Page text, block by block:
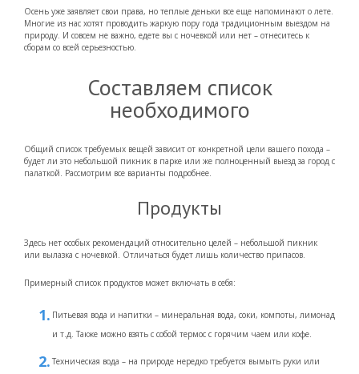
Осень уже заявляет свои права, но теплые деньки все еще напоминают о лете.
Многие из нас хотят проводить жаркую пору года традиционным выездом на
природу. И совсем не важно, едете вы с ночевкой или нет – отнеситесь к
сборам со всей серьезностью.
Составляем список
необходимого
Общий список требуемых вещей зависит от конкретной цели вашего похода –
будет ли это небольшой пикник в парке или же полноценный выезд за город с
палаткой. Рассмотрим все варианты подробнее.
Продукты
Здесь нет особых рекомендаций относительно целей – небольшой пикник
или вылазка с ночевкой. Отличаться будет лишь количество припасов.
Примерный список продуктов может включать в себя:
Питьевая вода и напитки – минеральная вода, соки, компоты, лимонад
и т.д. Также можно взять с собой термос с горячим чаем или кофе.
Техническая вода – на природе нередко требуется вымыть руки или